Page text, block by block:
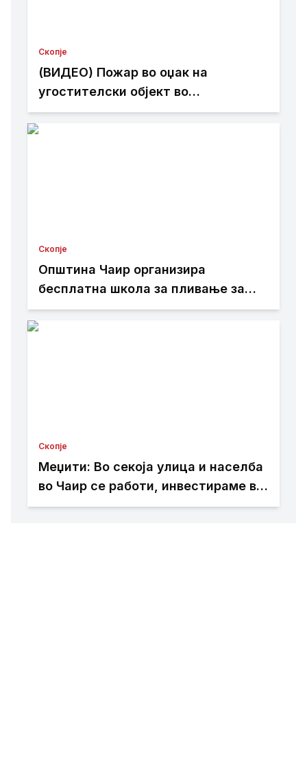
Скопје
(ВИДЕО) Пожар во оџак на
угостителски објект во
Лептокарија – брзата интервенција
Скопје
Општина Чаир организира
бесплатна школа за пливање за
деца – пријавувањето е во тек
Скопје
Меџити: Во секоја улица и населба
во Чаир се работи, инвестираме во
инфраструктура и подобар живот